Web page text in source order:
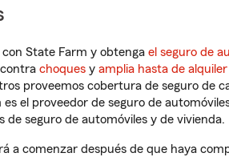
State Farm y obtenga el seguro de
contra choques y amplia hasta de alquiler
proveemos cobertura de seguro de
el proveedor de seguro de
de seguro de automóviles y de vivienda.
a comenzar después de que haya